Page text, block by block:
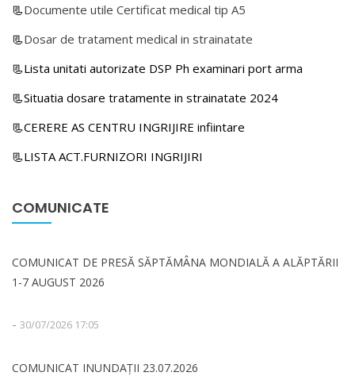
📃Documente utile Certificat medical tip A5
📃Dosar de tratament medical in strainatate
📃Lista unitati autorizate DSP Ph examinari port arma
📃Situatia dosare tratamente in strainatate 2024
📃CERERE AS CENTRU INGRIJIRE infiintare
📃LISTA ACT.FURNIZORI INGRIJIRI
COMUNICATE
COMUNICAT DE PRESĂ SĂPTĂMÂNA MONDIALĂ A ALĂPTĂRII
1-7 AUGUST 2026
- 30/07/2026 17:05
COMUNICAT INUNDAȚII 23.07.2026